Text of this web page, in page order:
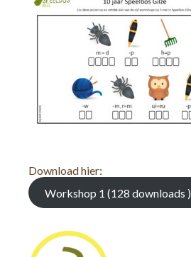
Download hier:
Workshop 1 (128 downloads )